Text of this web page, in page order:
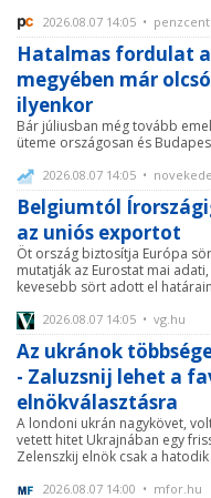
2026.08.07 14:05 •
Hatalmas fordulat
megyében már
ilyenkor
Bár júliusban még tovább
üteme országosan és
2026.08.07 14:05 •
Belgiumtól
az uniós exportot
Öt ország biztosítja Európa
mutatják az Eurostat mai
kevesebb sört adott el
2026.08.07 14:05 • vg.hu
Az ukránok
- Zaluzsnij lehet a
elnökválasztásra
A londoni ukrán nagykövet,
vetett hitet Ukrajnában egy
Zelenszkij elnök csak a
2026.08.07 14:00 • mfor.hu